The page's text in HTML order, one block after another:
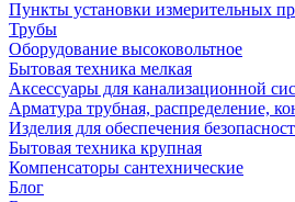
Пункты установки измерительных
Трубы
Оборудование высоковольтное
Бытовая техника мелкая
Аксессуары для канализационной
Арматура трубная, распределение,
Изделия для обеспечения
Бытовая техника крупная
Компенсаторы сантехнические
Блог